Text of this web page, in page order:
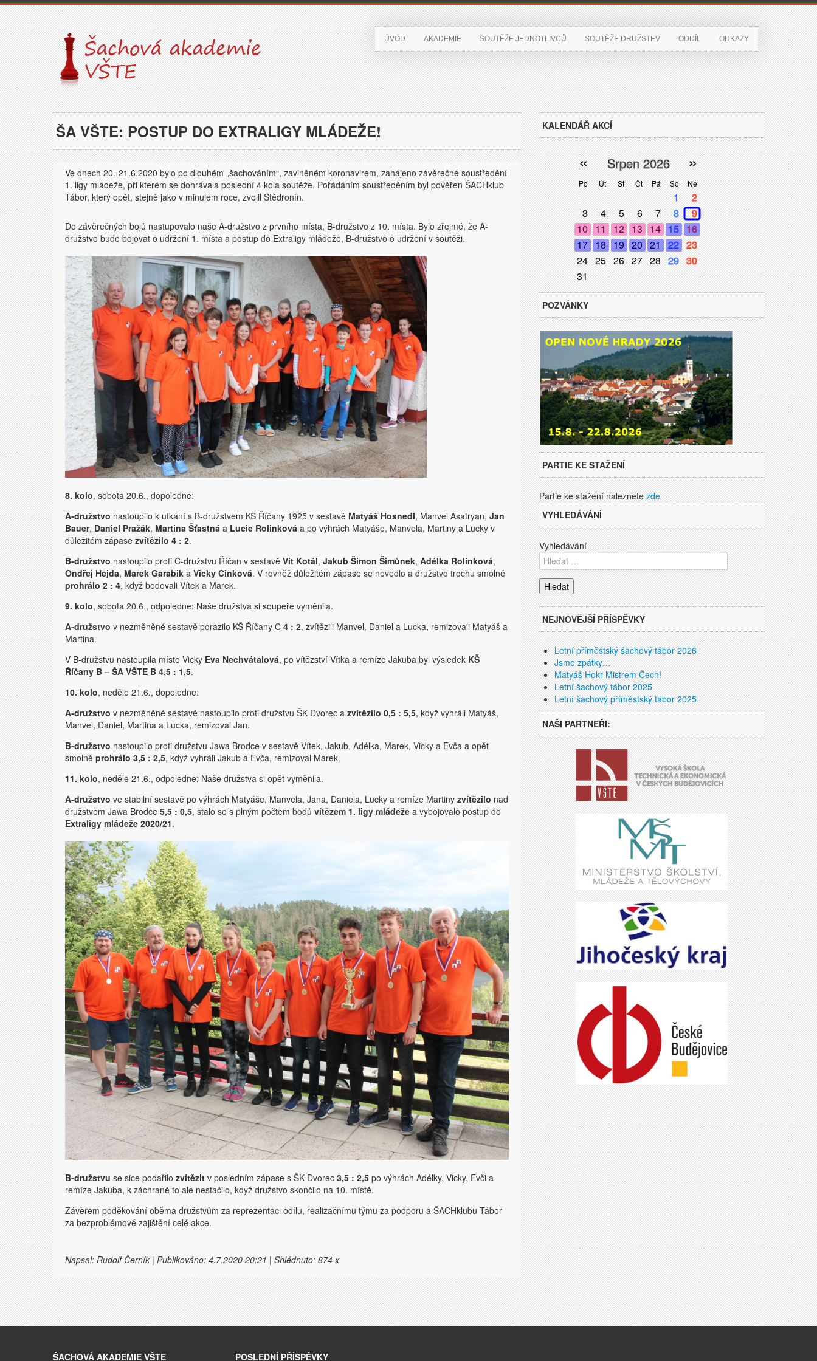
ÚVOD AKADEMIE SOUTĚŽE JEDNOTLIVCŮ SOUTĚŽE DRUŽSTEV ODDÍL ODKAZY
ŠA VŠTE: POSTUP DO EXTRALIGY MLÁDEŽE!
Ve dnech 20.-21.6.2020 bylo po dlouhém „šachováním“, zaviněném koronavirem, zahájeno závěrečné soustředění
1. ligy mládeže, při kterém se dohrávala poslední 4 kola soutěže. Pořádáním soustředěním byl pověřen ŠACHklub
Tábor, který opět, stejně jako v minulém roce, zvolil Štědronín.
Do závěrečných bojů nastupovalo naše A-družstvo z prvního místa, B-družstvo z 10. místa. Bylo zřejmé, že A-
družstvo bude bojovat o udržení 1. místa a postup do Extraligy mládeže, B-družstvo o udržení v soutěži.
8. kolo, sobota 20.6., dopoledne:
A-družstvo nastoupilo k utkání s B-družstvem KŠ Říčany 1925 v sestavě Matyáš Hosnedl, Manvel Asatryan, Jan
Bauer, Daniel Pražák, Martina Šťastná a Lucie Rolinková a po výhrách Matyáše, Manvela, Martiny a Lucky v
důležitém zápase zvítězilo 4 : 2.
B-družstvo nastoupilo proti C-družstvu Říčan v sestavě Vít Kotál, Jakub Šimon Šimůnek, Adélka Rolinková,
Ondřej Hejda, Marek Garabik a Vicky Cinková. V rovněž důležitém zápase se nevedlo a družstvo trochu smolně
prohrálo 2 : 4, když bodovali Vítek a Marek.
9. kolo, sobota 20.6., odpoledne: Naše družstva si soupeře vyměnila.
A-družstvo v nezměněné sestavě porazilo KŠ Říčany C 4 : 2, zvítězili Manvel, Daniel a Lucka, remizovali Matyáš a
Martina.
V B-družstvu nastoupila místo Vicky Eva Nechvátalová, po vítězství Vítka a remíze Jakuba byl výsledek KŠ
Říčany B – ŠA VŠTE B 4,5 : 1,5.
10. kolo, neděle 21.6., dopoledne:
A-družstvo v nezměněné sestavě nastoupilo proti družstvu ŠK Dvorec a zvítězilo 0,5 : 5,5, když vyhráli Matyáš,
Manvel, Daniel, Martina a Lucka, remizoval Jan.
B-družstvo nastoupilo proti družstvu Jawa Brodce v sestavě Vítek, Jakub, Adélka, Marek, Vicky a Evča a opět
smolně prohrálo 3,5 : 2,5, když vyhráli Jakub a Evča, remizoval Marek.
11. kolo, neděle 21.6., odpoledne: Naše družstva si opět vyměnila.
A-družstvo ve stabilní sestavě po výhrách Matyáše, Manvela, Jana, Daniela, Lucky a remíze Martiny zvítězilo nad
družstvem Jawa Brodce 5,5 : 0,5, stalo se s plným počtem bodů vítězem 1. ligy mládeže a vybojovalo postup do
Extraligy mládeže 2020/21.
B-družstvu se sice podařilo zvítězit v posledním zápase s ŠK Dvorec 3,5 : 2,5 po výhrách Adélky, Vicky, Evči a
remíze Jakuba, k záchraně to ale nestačilo, když družstvo skončilo na 10. místě.
Závěrem poděkování oběma družstvům za reprezentaci odílu, realizačnímu týmu za podporu a ŠACHklubu Tábor
za bezproblémové zajištění celé akce.
Napsal: Rudolf Černík | Publikováno: 4.7.2020 20:21 | Shlédnuto: 874 x
KALENDÁŘ AKCÍ
Po Út St Čt Pá So Ne
« »
Srpen 2026
1
2
3
4 5 6 7 8
9
10 11 12 13 14 15 16
17 18 19 20 21 22 23
24 25 26 27 28 29 30
31
POZVÁNKY
PARTIE KE STAŽENÍ
Partie ke stažení naleznetezde
VYHLEDÁVÁNÍ
Vyhledávání
NEJNOVĚJŠÍ PŘÍSPĚVKY
Letní příměstský šachový tábor 2026
Jsme zpátky…
Matyáš Hokr Mistrem Čech!
Letní šachový tábor 2025
Letní šachový příměstský tábor 2025
NAŠI PARTNEŘI:
ŠACHOVÁ AKADEMIE VŠTE POSLEDNÍ PŘÍSPĚVKY